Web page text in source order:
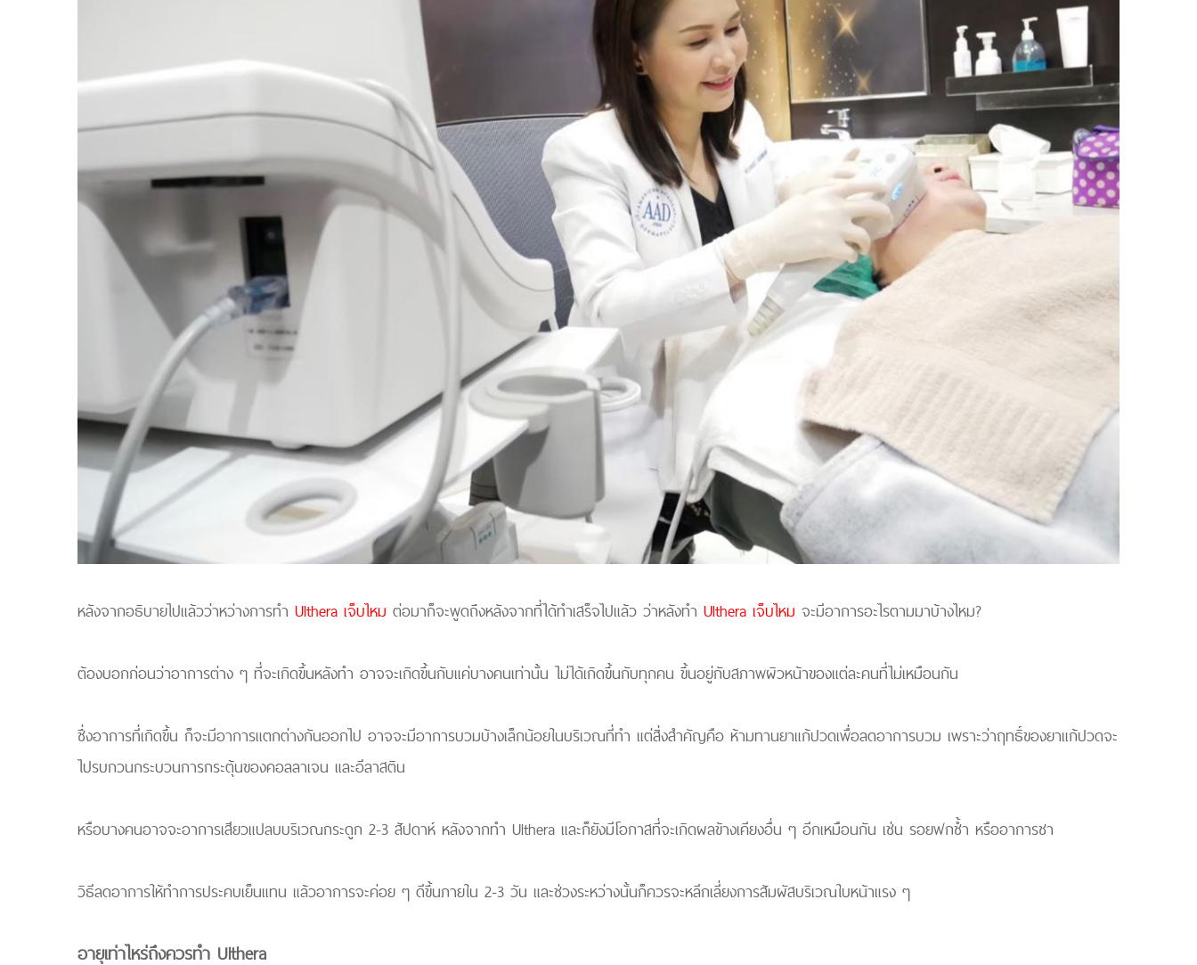
หลังจากอธิบายไปแล้วว่าหว่างการทำ Ulthera เจ็บไหม ต่อมาก็จะพูดถึงหลังจากที่ได้ทำเสร็จไปแล้ว ว่าหลังทำ Ulthera เจ็บไหม จะมีอาการอะไรตามมาบ้างไหม?
ต้องบอกก่อนว่าอาการต่าง ๆ ที่จะเกิดขึ้นหลังทำ อาจจะเกิดขึ้นกับแค่บางคนเท่านั้น ไม่ได้เกิดขึ้นกับทุกคน ขึ้นอยู่กับสภาพผิวหน้าของแต่ละคนที่ไม่เหมือนกัน
ซึ่งอาการที่เกิดขึ้น ก็จะมีอาการแตกต่างกันออกไป อาจจะมีอาการบวมบ้างเล็กน้อยในบริเวณที่ทำ แต่สิ่งสำคัญคือ ห้ามทานยาแก้ปวดเพื่อลดอาการบวม เพราะว่าฤทธิ์ของยาแก้ปวดจะ
ไปรบกวนกระบวนการกระตุ้นของคอลลาเจน และอีลาสติน
หรือบางคนอาจจะอาการเสียวแปลบบริเวณกระดูก 2-3 สัปดาห์ หลังจากทำ Ulthera และก็ยังมีโอกาสที่จะเกิดผลข้างเคียงอื่น ๆ อีกเหมือนกัน เช่น รอยฟกช้ำ หรืออาการชา
วิธีลดอาการให้ทำการประคบเย็นแทน แล้วอาการจะค่อย ๆ ดีขึ้นภายใน 2-3 วัน และช่วงระหว่างนั้นก็ควรจะหลีกเลี่ยงการสัมผัสบริเวณใบหน้าแรง ๆ
อายุเท่าไหร่ถึงควรทำ Ulthera